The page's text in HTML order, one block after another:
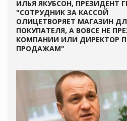
ИЛЬЯ ЯКУБСОН, ПРЕЗИДЕНТ
"СОТРУДНИК ЗА КАССОЙ
ОЛИЦЕТВОРЯЕТ МАГАЗИН
ПОКУПАТЕЛЯ, А ВОВСЕ НЕ
КОМПАНИИ ИЛИ ДИРЕКТОР
ПРОДАЖАМ"